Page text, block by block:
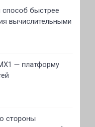
быстрее
вычислительными
— платформу
стороны